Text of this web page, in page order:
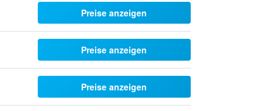
Preise anzeigen
Preise anzeigen
Preise anzeigen